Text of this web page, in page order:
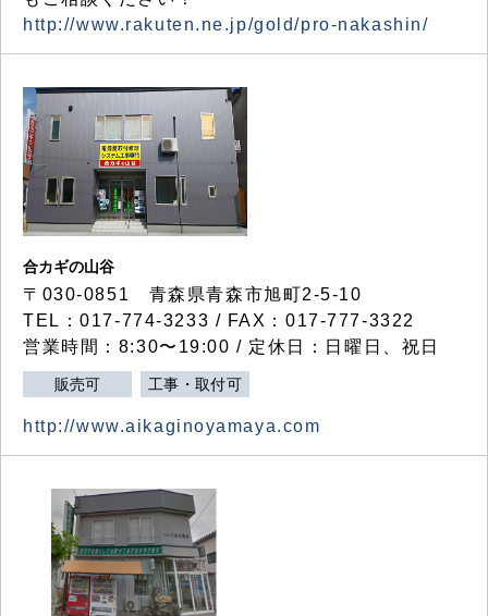
http://www.rakuten.ne.jp/gold/pro-nakashin/
合カギの山谷
〒030-0851 青森県青森市旭町2-5-10
TEL：017-774-3233 / FAX：017-777-3322
営業時間：8:30〜19:00 / 定休日：日曜日、祝日
販売可 工事・取付可
http://www.aikaginoyamaya.com